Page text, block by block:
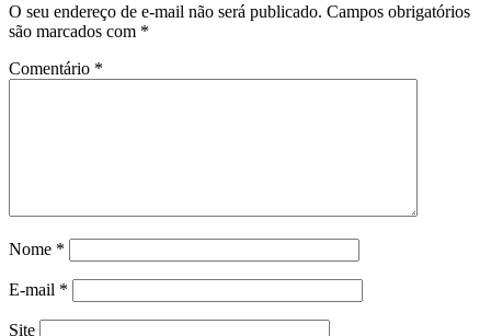
O seu endereço de e-mail não será publicado. Campos obrigatórios
são marcados com *
Comentário *
Nome *
E-mail *
Site